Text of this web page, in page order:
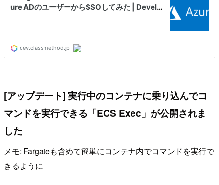
[アップデート] 実行中のコンテナに乗り込んでコ
マンドを実行できる「ECS Exec」が公開されま
した
メモ: Fargateも含めて簡単にコンテナ内でコマンドを実行で
きるように